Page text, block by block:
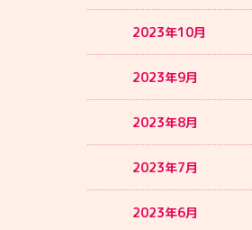
2023年10月
2023年9月
2023年8月
2023年7月
2023年6月